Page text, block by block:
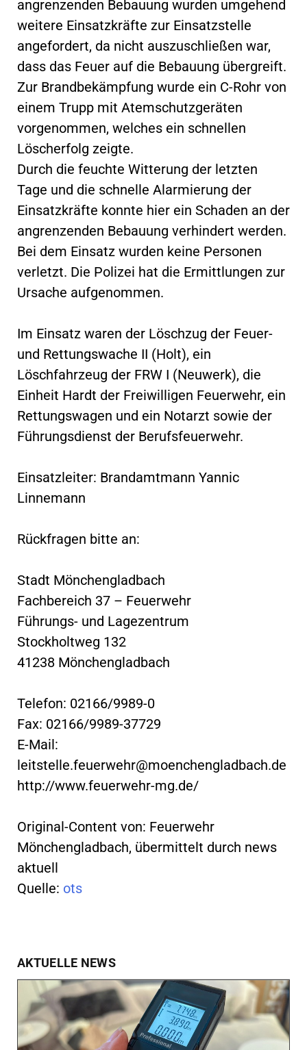
angrenzenden Bebauung wurden umgehend
weitere Einsatzkräfte zur Einsatzstelle
angefordert, da nicht auszuschließen war,
dass das Feuer auf die Bebauung übergreift.
Zur Brandbekämpfung wurde ein C-Rohr von
einem Trupp mit Atemschutzgeräten
vorgenommen, welches ein schnellen
Löscherfolg zeigte.
Durch die feuchte Witterung der letzten
Tage und die schnelle Alarmierung der
Einsatzkräfte konnte hier ein Schaden an der
angrenzenden Bebauung verhindert werden.
Bei dem Einsatz wurden keine Personen
verletzt. Die Polizei hat die Ermittlungen zur
Ursache aufgenommen.
Im Einsatz waren der Löschzug der Feuer-
und Rettungswache II (Holt), ein
Löschfahrzeug der FRW I (Neuwerk), die
Einheit Hardt der Freiwilligen Feuerwehr, ein
Rettungswagen und ein Notarzt sowie der
Führungsdienst der Berufsfeuerwehr.
Einsatzleiter: Brandamtmann Yannic
Linnemann
Rückfragen bitte an:
Stadt Mönchengladbach
Fachbereich 37 – Feuerwehr
Führungs- und Lagezentrum
Stockholtweg 132
41238 Mönchengladbach
Telefon: 02166/9989-0
Fax: 02166/9989-37729
E-Mail:
leitstelle.feuerwehr@moenchengladbach.de
http://www.feuerwehr-mg.de/
Original-Content von: Feuerwehr
Mönchengladbach, übermittelt durch news
aktuell
Quelle: ots
AKTUELLE NEWS